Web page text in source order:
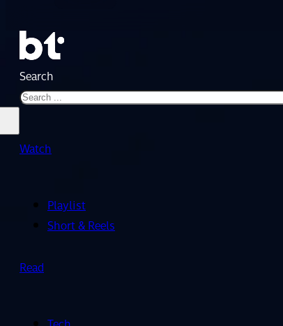
Search
Watch
Playlist
Short & Reels
Read